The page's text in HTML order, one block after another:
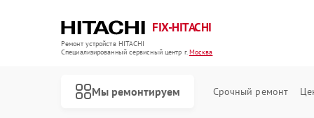
FIX-HITACHI
Ремонт устройств HITACHI
Специализированный cервисный центр г.Москва
Мы ремонтируем Срочный ремонт